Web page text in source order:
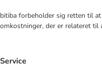
bitiba forbeholder sig retten til
omkostninger, der er relateret til
Service